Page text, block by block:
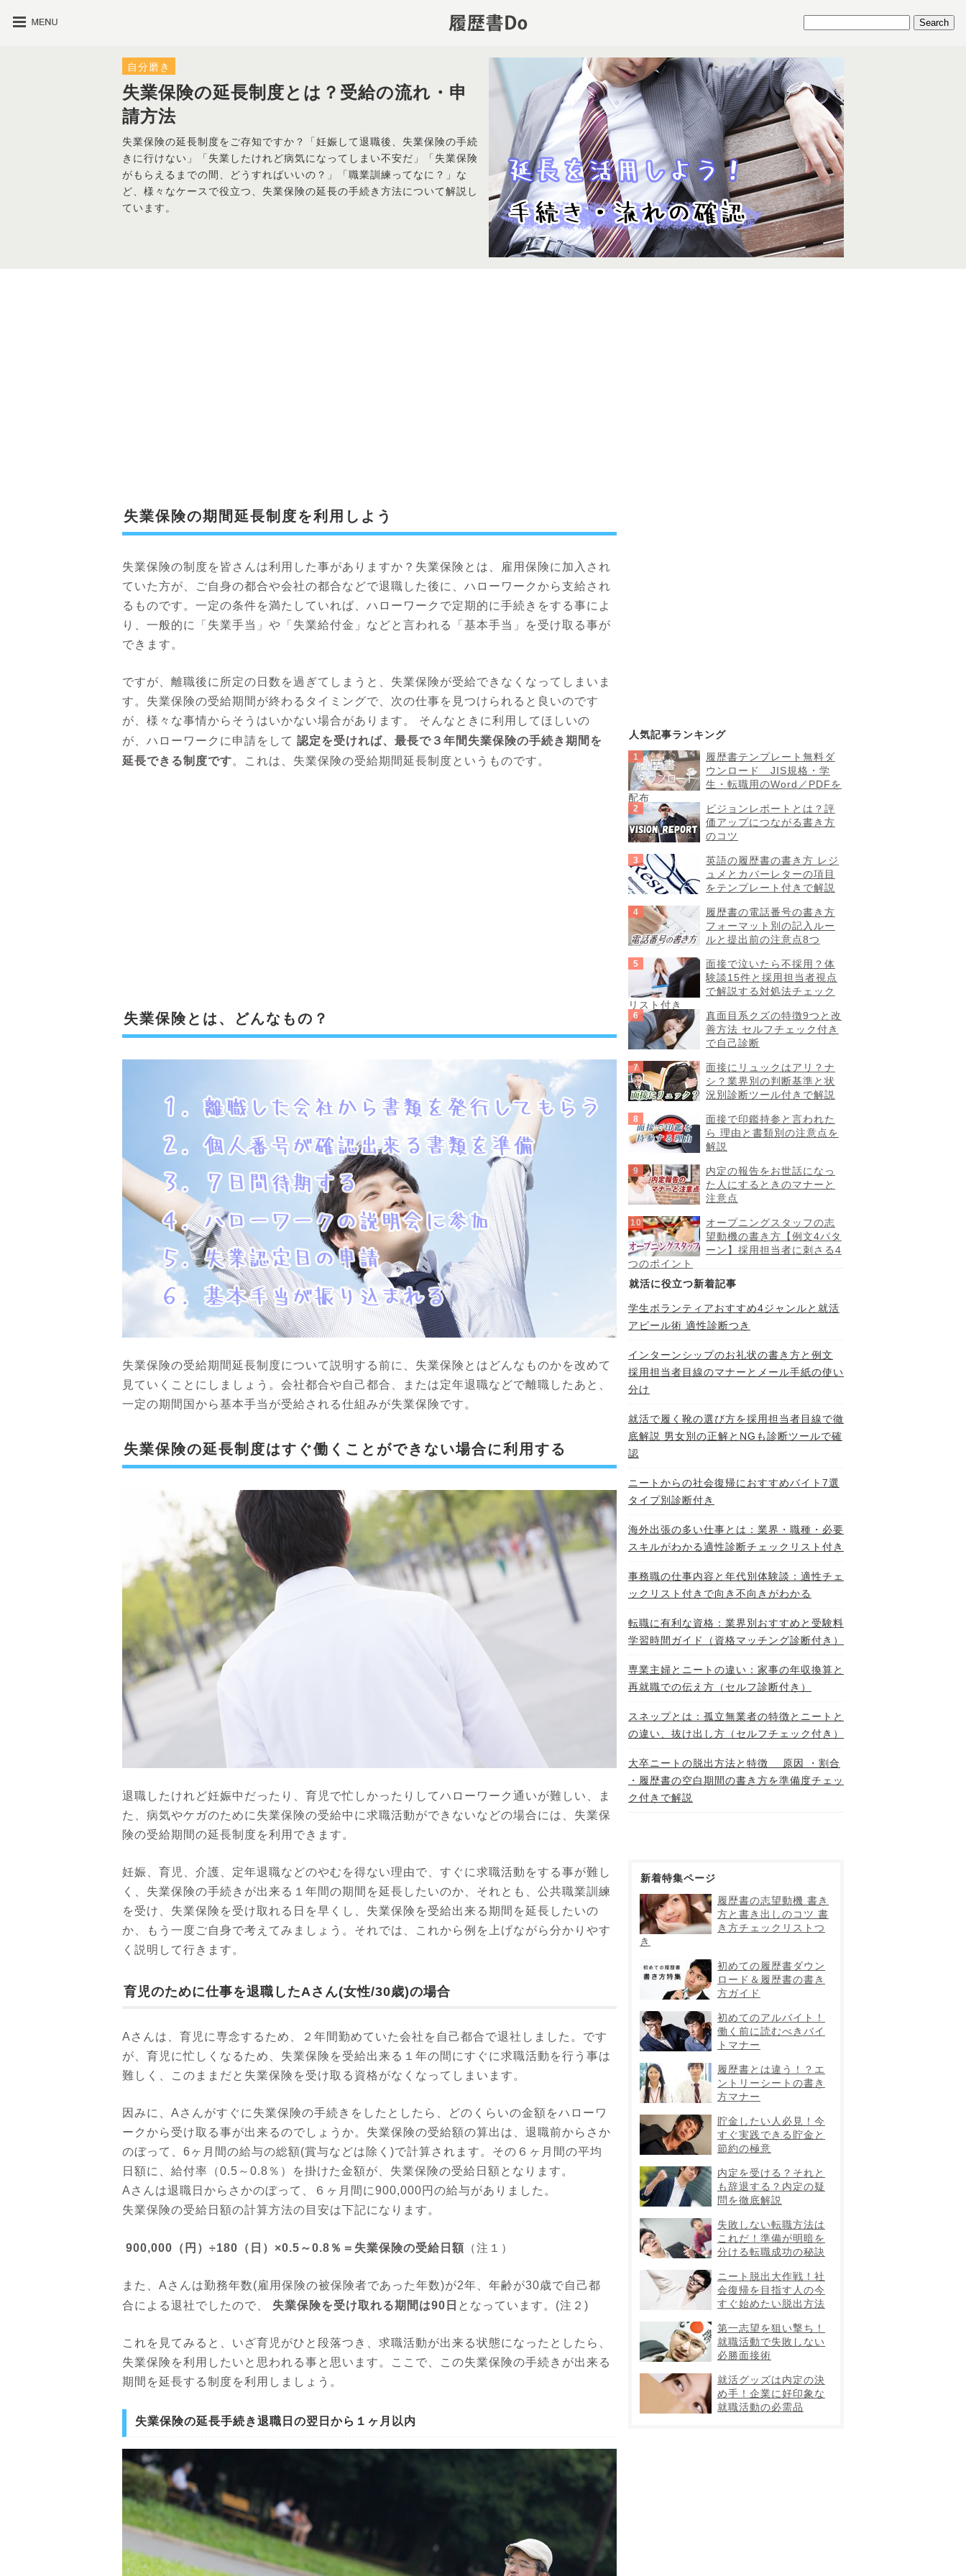
自分磨き
失業保険の延長制度とは？受給の流れ・申
請方法
失業保険の延長制度をご存知ですか？「妊娠して退職後、失業保険の手続
きに行けない」「失業したけれど病気になってしまい不安だ」「失業保険
がもらえるまでの間、どうすればいいの？」「職業訓練ってなに？」な
ど、様々なケースで役立つ、失業保険の延長の手続き方法について解説し
ています。
失業保険の期間延長制度を利用しよう
失業保険の制度を皆さんは利用した事がありますか？失業保険とは、雇用保険に加入され
ていた方が、ご自身の都合や会社の都合などで退職した後に、ハローワークから支給され
るものです。一定の条件を満たしていれば、ハローワークで定期的に手続きをする事によ
り、一般的に「失業手当」や「失業給付金」などと言われる「基本手当」を受け取る事が
できます。
ですが、離職後に所定の日数を過ぎてしまうと、失業保険が受給できなくなってしまいま
す。失業保険の受給期間が終わるタイミングで、次の仕事を見つけられると良いのです
が、様々な事情からそうはいかない場合があります。 そんなときに利用してほしいの
が、ハローワークに申請をして 認定を受ければ、最長で３年間失業保険の手続き期間を
延長できる制度です。これは、失業保険の受給期間延長制度というものです。
失業保険とは、どんなもの？
失業保険の受給期間延長制度について説明する前に、失業保険とはどんなものかを改めて
見ていくことにしましょう。会社都合や自己都合、または定年退職などで離職したあと、
一定の期間国から基本手当が受給される仕組みが失業保険です。
失業保険の延長制度はすぐ働くことができない場合に利用する
退職したけれど妊娠中だったり、育児で忙しかったりしてハローワーク通いが難しい、ま
た、病気やケガのために失業保険の受給中に求職活動ができないなどの場合には、失業保
険の受給期間の延長制度を利用できます。
妊娠、育児、介護、定年退職などのやむを得ない理由で、すぐに求職活動をする事が難し
く、失業保険の手続きが出来る１年間の期間を延長したいのか、それとも、公共職業訓練
を受け、失業保険を受け取れる日を早くし、失業保険を受給出来る期間を延長したいの
か、もう一度ご自身で考えてみましょう。それでは、これから例を上げながら分かりやす
く説明して行きます。
育児のために仕事を退職したAさん(女性/30歳)の場合
Aさんは、育児に専念するため、２年間勤めていた会社を自己都合で退社しました。です
が、育児に忙しくなるため、失業保険を受給出来る１年の間にすぐに求職活動を行う事は
難しく、このままだと失業保険を受け取る資格がなくなってしまいます。
因みに、Aさんがすぐに失業保険の手続きをしたとしたら、どのくらいの金額をハローワ
ークから受け取る事が出来るのでしょうか。失業保険の受給額の算出は、退職前からさか
のぼって、6ヶ月間の給与の総額(賞与などは除く)で計算されます。その６ヶ月間の平均
日額に、給付率（0.5～0.8％）を掛けた金額が、失業保険の受給日額となります。
Aさんは退職日からさかのぼって、６ヶ月間に900,000円の給与がありました。
失業保険の受給日額の計算方法の目安は下記になります。
900,000（円）÷180（日）×0.5～0.8％＝失業保険の受給日額（注１）
また、Aさんは勤務年数(雇用保険の被保険者であった年数)が2年、年齢が30歳で自己都
合による退社でしたので、
失業保険を受け取れる期間は90日 となっています。(注２)
これを見てみると、いざ育児がひと段落つき、求職活動が出来る状態になったとしたら、
失業保険を利用したいと思われる事と思います。ここで、この失業保険の手続きが出来る
期間を延長する制度を利用しましょう。
失業保険の延長手続き退職日の翌日から１ヶ月以内
人気記事ランキング
履歴書テンプレート無料ダ
ウンロード JIS規格・学
生・転職用のWord／PDFを
配布
ビジョンレポートとは？評
価アップにつながる書き方
のコツ
英語の履歴書の書き方 レジ
ュメとカバーレターの項目
をテンプレート付きで解説
履歴書の電話番号の書き方
フォーマット別の記入ルー
ルと提出前の注意点8つ
面接で泣いたら不採用？体
験談15件と採用担当者視点
で解説する対処法チェック
リスト付き
真面目系クズの特徴9つと改
善方法 セルフチェック付き
で自己診断
面接にリュックはアリ？ナ
シ？業界別の判断基準と状
況別診断ツール付きで解説
面接で印鑑持参と言われた
ら 理由と書類別の注意点を
解説
内定の報告をお世話になっ
た人にするときのマナーと
注意点
オープニングスタッフの志
望動機の書き方【例文4パタ
ーン】採用担当者に刺さる4
つのポイント
就活に役立つ新着記事
学生ボランティアおすすめ4ジャンルと就活
アピール術 適性診断つき
インターンシップのお礼状の書き方と例文
採用担当者目線のマナーとメール手紙の使い
分け
就活で履く靴の選び方を採用担当者目線で徹
底解説 男女別の正解とNGも診断ツールで確
認
ニートからの社会復帰におすすめバイト7選
タイプ別診断付き
海外出張の多い仕事とは：業界・職種・必要
スキルがわかる適性診断チェックリスト付き
事務職の仕事内容と年代別体験談：適性チェ
ックリスト付きで向き不向きがわかる
転職に有利な資格：業界別おすすめと受験料
学習時間ガイド（資格マッチング診断付き）
専業主婦とニートの違い：家事の年収換算と
再就職での伝え方（セルフ診断付き）
スネップとは：孤立無業者の特徴とニートと
の違い、抜け出し方（セルフチェック付き）
大卒ニートの脱出方法と特徴 原因 ・割合
・履歴書の空白期間の書き方を準備度チェッ
ク付きで解説
新着特集ページ
履歴書の志望動機 書き
方と書き出しのコツ 書
き方チェックリストつ
き
初めての履歴書ダウン
ロード＆履歴書の書き
方ガイド
初めてのアルバイト！
働く前に読むべきバイ
トマナー
履歴書とは違う！？エ
ントリーシートの書き
方マナー
貯金したい人必見！今
すぐ実践できる貯金と
節約の極意
内定を受ける？それと
も辞退する？内定の疑
問を徹底解説
失敗しない転職方法は
これだ！準備が明暗を
分ける転職成功の秘訣
ニート脱出大作戦！社
会復帰を目指す人の今
すぐ始めたい脱出方法
第一志望を狙い撃ち！
就職活動で失敗しない
必勝面接術
就活グッズは内定の決
め手！企業に好印象な
就職活動の必需品